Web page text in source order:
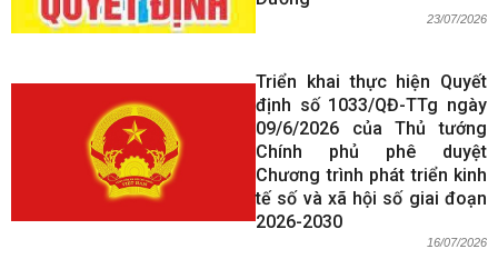
23/07/2026
Triển khai thực hiện Quyết
định số 1033/QĐ-TTg ngày
09/6/2026 của Thủ tướng
Chính phủ phê duyệt
Chương trình phát triển kinh
tế số và xã hội số giai đoạn
2026-2030
16/07/2026